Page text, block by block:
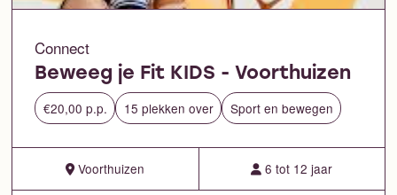
Connect
Beweeg je Fit KIDS - Voorthuizen
€20,00 p.p. 15 plekken over Sport en bewegen
Voorthuizen 6 tot 12 jaar